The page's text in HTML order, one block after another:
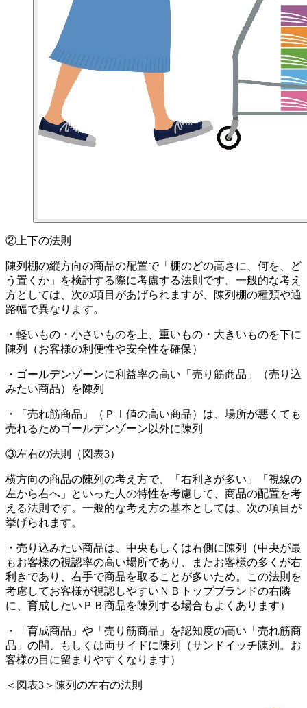
②上下の法則
陳列棚の縦方向の商品の配置で「棚のどの高さに、何を、ど
う置くか」を検討する際に考慮する法則です。一般的な考え
方としては、次の項目があげられますが、陳列棚の種類や通
路幅で異なります。
・軽いもの・小さいものを上、重いもの・大きいものを下に
陳列（お客様の利便性や安全性を確保）
・ゴールデンゾーンに利益率の高い「売り筋商品」（売り込
みたい商品）を陳列
・「売れ筋商品」（ＰＩ値の高い商品）は、場所が悪くても
売れるためゴールデンゾーン以外に陳列
③左右の法則 （図表3）
横方向の商品の陳列の考え方で、「右利きが多い」「視線の
左から右へ」といった人の特性を考慮して、商品の配置を考
える法則です。一般的な考え方の基本としては、次の項目が
挙げられます。
・売り込みたい商品は、中央もしくは右側に陳列（中央が最
もお客様の視認率の高い場所であり、またお客様の多くが右
利きであり、右手で商品を取ることが多いため。この法則を
考慮してお客様が視認しやすいＮＢトップブランドの右隣
に、育成したいＰＢ商品を陳列する場合もよくあります）
・「育成商品」や「売り筋商品」を認知度の高い「売れ筋商
品」の間、もしくは両サイドに陳列（サンドイッチ陳列。お
客様の目に留まりやすくなります）
＜図表3 ＞陳列の左右の法則